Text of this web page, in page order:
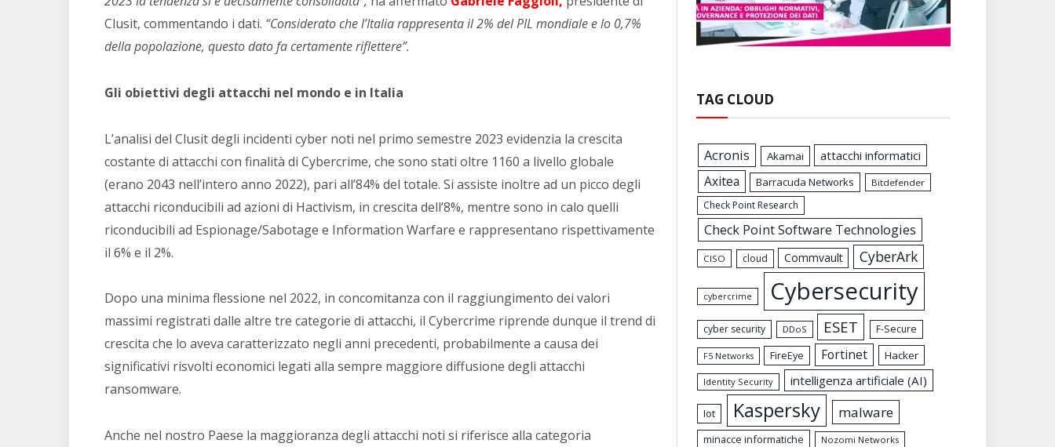
Clusit, commentando i dati. “Considerato che l’Italia rappresenta il 2% del PIL mondiale e lo 0,7%
della popolazione, questo dato fa certamente riflettere”.
Gli obiettivi degli attacchi nel mondo e in Italia
L’analisi del Clusit degli incidenti cyber noti nel primo semestre 2023 evidenzia la crescita
costante di attacchi con finalità di Cybercrime, che sono stati oltre 1160 a livello globale
(erano 2043 nell’intero anno 2022), pari all’84% del totale. Si assiste inoltre ad un picco degli
attacchi riconducibili ad azioni di Hactivism, in crescita dell’8%, mentre sono in calo quelli
riconducibili ad Espionage/Sabotage e Information Warfare e rappresentano rispettivamente
il 6% e il 2%.
Dopo una minima flessione nel 2022, in concomitanza con il raggiungimento dei valori
massimi registrati dalle altre tre categorie di attacchi, il Cybercrime riprende dunque il trend di
crescita che lo aveva caratterizzato negli anni precedenti, probabilmente a causa dei
significativi risvolti economici legati alla sempre maggiore diffusione degli attacchi
ransomware.
Anche nel nostro Paese la maggioranza degli attacchi noti si riferisce alla categoria
TAG CLOUD
Acronis Akamai attacchi informatici
Axitea Barracuda Networks Bitdefender
Check Point Research
Check Point Software Technologies
CISO cloud Commvault CyberArk
cybercrime Cybersecurity
cyber security DDoS ESET F-Secure
F5 Networks FireEye Fortinet Hacker
Identity Security intelligenza artificiale (AI)
Iot Kaspersky malware
minacce informatiche Nozomi Networks